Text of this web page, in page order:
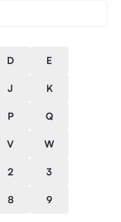
D E
J K
P Q
V W
2 3
8 9